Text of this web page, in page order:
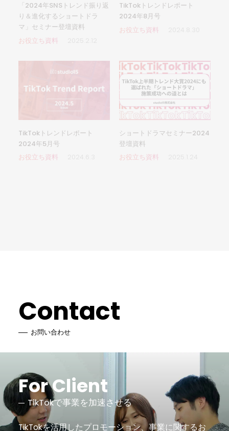
「2024年SNSトレンド振り返
り＆進化するショートドラ
マ」セミナー登壇資料
お役立ち資料
TikTokトレンドレポート
2024年8月号
お役立ち資料
TikTokトレンドレポート
2024年5月号
お役立ち資料
ショートドラマセミナー2024
登壇資料
お役立ち資料
Contact
お問い合わせ
For Client
TikTokで事業を加速させる
TikTokを活用したプロモーション、事業に関するお